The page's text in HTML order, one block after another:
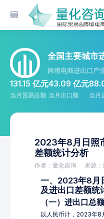
全国主要城市
跨境电商进出口产
131.15 亿元
当月贸易总额
43.09 亿元
当月出口额 当月
2023年8月日照
差额统计分析
作者：量化咨询 来源：
一、2023年8月
及进出口差额统
（一）进出口总
以人民币计，2023年8